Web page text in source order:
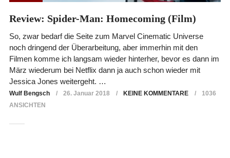
Review: Spider-Man: Homecoming (Film)
So, zwar bedarf die Seite zum Marvel Cinematic Universe
noch dringend der Überarbeitung, aber immerhin mit den
Filmen komme ich langsam wieder hinterher, bevor es dann im
März wiederum bei Netflix dann ja auch schon wieder mit
Jessica Jones weitergeht. …
Wulf Bengsch 26. Januar 2018 KEINE KOMMENTARE
1036
ANSICHTEN